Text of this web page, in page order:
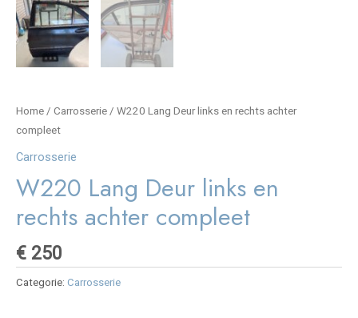
Home / Carrosserie / W220 Lang Deur links en rechts achter
compleet
Carrosserie
W220 Lang Deur links en
rechts achter compleet
€ 250
Categorie: Carrosserie